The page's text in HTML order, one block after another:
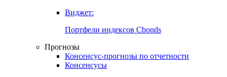
Виджет:
Портфели индексов Cbonds
Прогнозы
Консенсус-прогнозы по отчетности
Консенсусы